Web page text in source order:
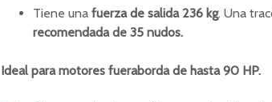
Tiene una fuerza de salida 236 kg. Una
recomendada de 35 nudos.
Ideal para motores fueraborda de hasta 90 HP.